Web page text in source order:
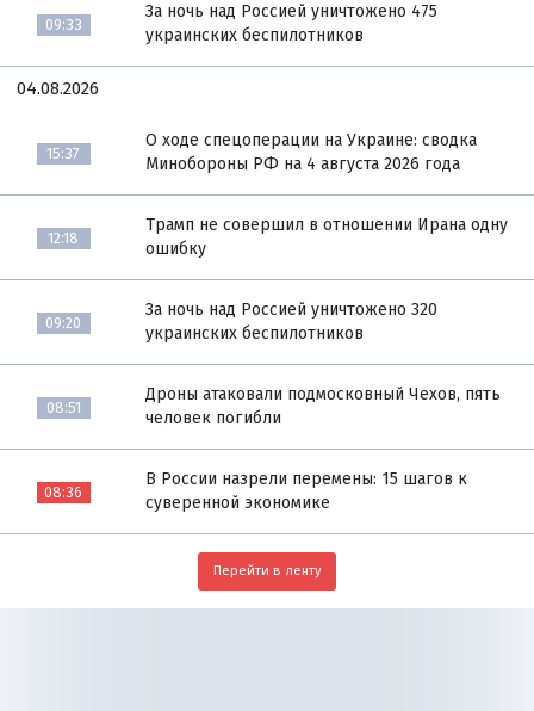
09:33
За ночь над Россией уничтожено 475
украинских беспилотников
04.08.2026
15:37
О ходе спецоперации на Украине: сводка
Минобороны РФ на 4 августа 2026 года
12:18
Трамп не совершил в отношении Ирана одну
ошибку
09:20
За ночь над Россией уничтожено 320
украинских беспилотников
08:51
Дроны атаковали подмосковный Чехов, пять
человек погибли
08:36
В России назрели перемены: 15 шагов к
суверенной экономике
Перейти в ленту